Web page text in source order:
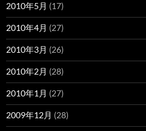
2010年5月 (17)
2010年4月 (27)
2010年3月 (26)
2010年2月 (28)
2010年1月 (27)
2009年12月 (28)